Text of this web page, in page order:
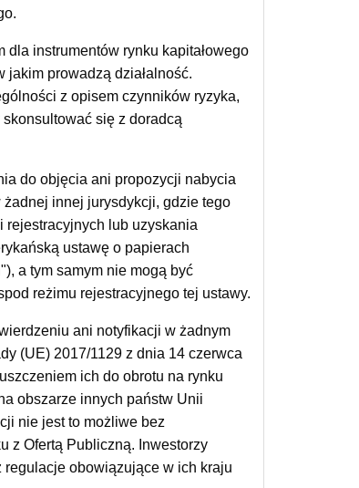
instrumentów rynku kapitałowego
jakim prowadzą działalność.
z opisem czynników ryzyka,
się z doradcą
do objęcia ani propozycji nabycia
innej jurysdykcji, gdzie tego
rejestracyjnych lub uzyskania
ustawę o papierach
a tym samym nie mogą być
reżimu rejestracyjnego tej ustawy.
ani notyfikacji w żadnym
(UE) 2017/1129 z dnia 14 czerwca
ich do obrotu na rynku
obszarze innych państw Unii
nie jest to możliwe bez
z Ofertą Publiczną. Inwestorzy
obowiązujące w ich kraju